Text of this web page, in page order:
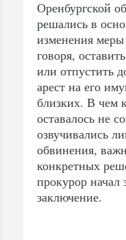
Оренбургской
решались в
изменения
говоря,
или отпустить
арест на его
близких. В чем
оставалось не
озвучивались
обвинения,
конкретных
прокурор начал
заключение.